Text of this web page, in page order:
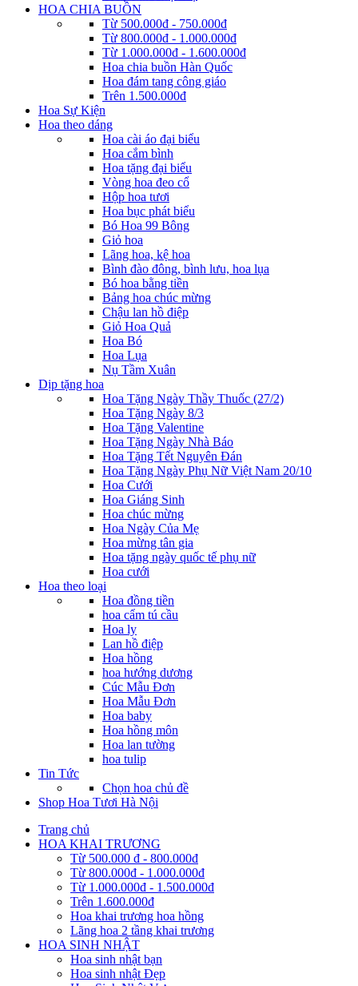
HOA CHIA BUỒN
Từ 500.000đ - 750.000đ
Từ 800.000đ - 1.000.000đ
Từ 1.000.000đ - 1.600.000đ
Hoa chia buồn Hàn Quốc
Hoa đám tang công giáo
Trên 1.500.000đ
Hoa Sự Kiện
Hoa theo dáng
Hoa cài áo đại biểu
Hoa cắm bình
Hoa tặng đại biểu
Vòng hoa đeo cổ
Hộp hoa tươi
Hoa bục phát biểu
Bó Hoa 99 Bông
Giỏ hoa
Lãng hoa, kệ hoa
Bình đào đông, bình lưu, hoa lụa
Bó hoa bằng tiền
Bảng hoa chúc mừng
Chậu lan hồ điệp
Giỏ Hoa Quả
Hoa Bó
Hoa Lụa
Nụ Tầm Xuân
Dịp tặng hoa
Hoa Tặng Ngày Thầy Thuốc (27/2)
Hoa Tặng Ngày 8/3
Hoa Tặng Valentine
Hoa Tặng Ngày Nhà Báo
Hoa Tặng Tết Nguyên Đán
Hoa Tặng Ngày Phụ Nữ Việt Nam 20/10
Hoa Cưới
Hoa Giáng Sinh
Hoa chúc mừng
Hoa Ngày Của Mẹ
Hoa mừng tân gia
Hoa tặng ngày quốc tế phụ nữ
Hoa cưới
Hoa theo loại
Hoa đồng tiền
hoa cẩm tú cầu
Hoa ly
Lan hồ điệp
Hoa hồng
hoa hướng dương
Cúc Mẫu Đơn
Hoa Mẫu Đơn
Hoa baby
Hoa hồng môn
Hoa lan tường
hoa tulip
Tin Tức
Chọn hoa chủ đề
Shop Hoa Tươi Hà Nội
Trang chủ
HOA KHAI TRƯƠNG
Từ 500.000 đ - 800.000đ
Từ 800.000đ - 1.000.000đ
Từ 1.000.000đ - 1.500.000đ
Trên 1.600.000đ
Hoa khai trương hoa hồng
Lãng hoa 2 tầng khai trương
HOA SINH NHẬT
Hoa sinh nhật bạn
Hoa sinh nhật Đẹp